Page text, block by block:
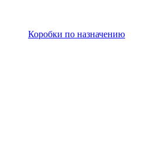
Коробки по назначению